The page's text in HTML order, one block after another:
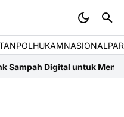
POLHUKAMNASIONAL
untuk Meningkatkan